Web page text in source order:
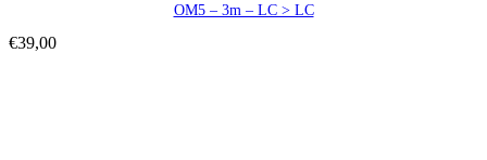
OM5 – 3m – LC > LC
€39,00